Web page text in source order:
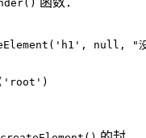
( 'h1' , null ,
"
'root' )